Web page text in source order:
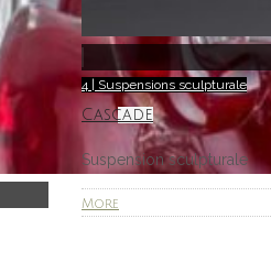
4 | Suspensions sculpturale
Cascade
Suspension sculpturale
More